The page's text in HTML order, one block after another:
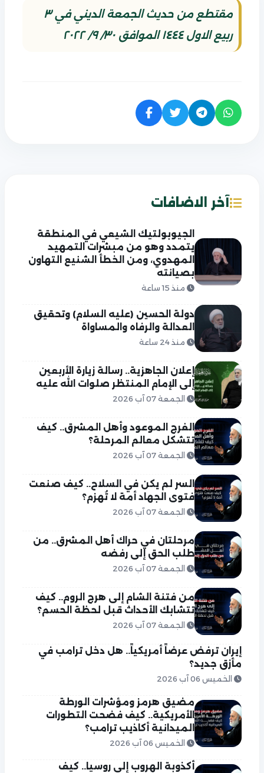
مقتطع من حديث الجمعة الديني في ٣
ربيع الاول ١٤٤٤ الموافق ٣٠/ ٩/ ٢٠٢٢
آخر الاضافات
الجيوبولتيك الشيعي في المنطقة
يتمدد وهو من مبشرات التمهيد
المهدوي، ومن الخطأ الشنيع التهاون
بصيانته
منذ 15 ساعة
دولة الحسين (عليه السلام) وتحقيق
العدالة والرفاه والمساواة
منذ 24 ساعة
إعلان الجاهزية.. رسالة زيارة الأربعين
إلى الإمام المنتظر صلوات الله عليه
الجمعة 07 آب 2026
الفرج الموعود وأهل المشرق.. كيف
تتشكل معالم المرحلة؟
الجمعة 07 آب 2026
السر لم يكن في السلاح.. كيف صنعت
فتوى الجهاد أمة لا تُهزم؟
الجمعة 07 آب 2026
مرحلتان في حراك أهل المشرق.. من
طلب الحق إلى رفضه
الجمعة 07 آب 2026
من فتنة الشام إلى هرج الروم.. كيف
تتشابك الأحداث قبل لحظة الحسم؟
الجمعة 07 آب 2026
إيران ترفض عرضاً أمريكياً.. هل دخل ترامب في
مأزق جديد؟
الخميس 06 آب 2026
مضيق هرمز ومؤشرات الورطة
الأمريكية.. كيف فضحت التطورات
الميدانية أكاذيب ترامب؟
الخميس 06 آب 2026
أكذوبة الهروب إلى روسيا.. كيف